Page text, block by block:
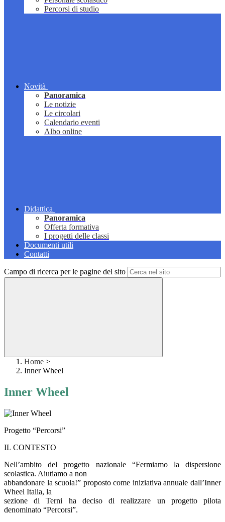
Percorsi di studio
Novità
Panoramica
Le notizie
Le circolari
Calendario eventi
Albo online
Didattica
Panoramica
Offerta formativa
I progetti delle classi
Documenti utili
Contatti
Campo di ricerca per le pagine del sito
Home >
Inner Wheel
Inner Wheel
Progetto “Percorsi”
IL CONTESTO
Nell’ambito del progetto nazionale “Fermiamo la dispersione
scolastica. Aiutiamo a non
abbandonare la scuola!” proposto come iniziativa annuale dall’Inner
Wheel Italia, la
sezione di Terni ha deciso di realizzare un progetto pilota
denominato “Percorsi”.